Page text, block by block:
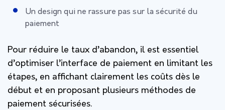
Un design qui ne rassure pas sur la sécurité du
paiement
Pour réduire le taux d’abandon, il est essentiel
d’optimiser l’interface de paiement en limitant les
étapes, en affichant clairement les coûts dès le
début et en proposant plusieurs méthodes de
paiement sécurisées.